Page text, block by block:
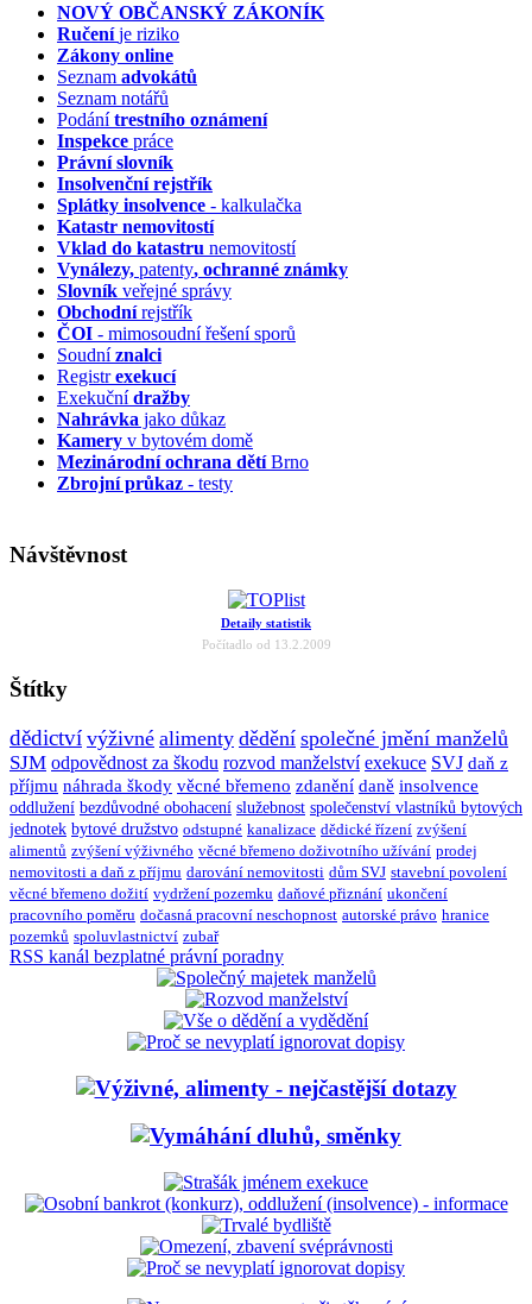
NOVÝ OBČANSKÝ ZÁKONÍK
Ručeníje riziko
Zákony online
Seznam advokátů
Seznam notářů
Podánítrestního oznámení
Inspekce práce
Právní slovník
Insolvenčnírejstřík
Splátky insolvence - kalkulačka
Katastr nemovitostí
Vklad do katastru nemovitostí
Vynálezy, patenty, ochranné známky
Slovník veřejné správy
Obchodnírejstřík
ČOI - mimosoudní řešení sporů
Soudníznalci
Registrexekucí
Exekučnídražby
Nahrávka jako důkaz
Kamery v bytovém domě
Mezinárodní ochrana dětíBrno
Zbrojní průkaz - testy
Návštěvnost
Detaily statistik
Počítadlo od 13.2.2009
Štítky
dědictví výživné alimenty dědění společné jmění manželů
SJM odpovědnost za škodu rozvod manželství exekuce SVJ daň z
příjmu náhrada škody věcné břemeno zdanění daně insolvence
oddlužení bezdůvodné obohacení služebnost společenství vlastníků bytových
jednotek bytové družstvo odstupné kanalizace dědické řízení zvýšení
alimentů zvýšení výživného věcné břemeno doživotního užívání prodej
nemovitosti a daň z příjmu darování nemovitosti dům SVJ stavební povolení
věcné břemeno dožití vydržení pozemku daňové přiznání ukončení
pracovního poměru dočasná pracovní neschopnost autorské právo hranice
pozemků spoluvlastnictví zubař
RSS kanál bezplatné právní poradny